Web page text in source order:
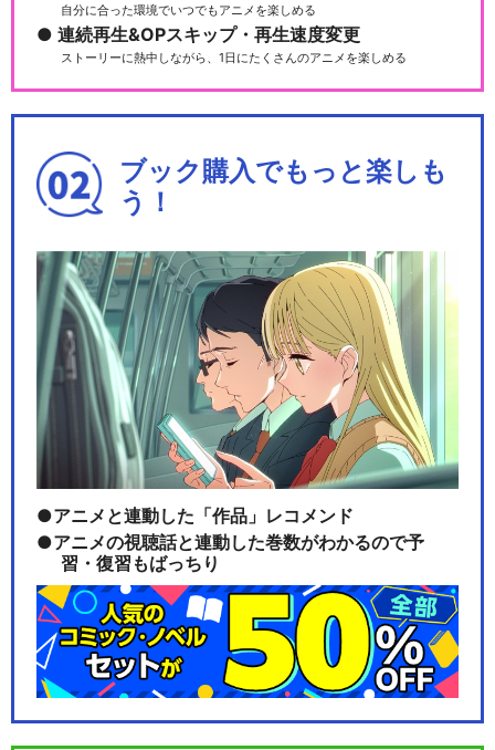
自分に合った環境でいつでもアニメを楽しめる
連続再生&OPスキップ・再生速度変更
ストーリーに熱中しながら、1日にたくさんのアニメを楽しめる
ブック購入でもっと楽しも
う！
アニメと連動した「作品」レコメンド
アニメの視聴話と連動した巻数がわかるので予
習・復習もばっちり